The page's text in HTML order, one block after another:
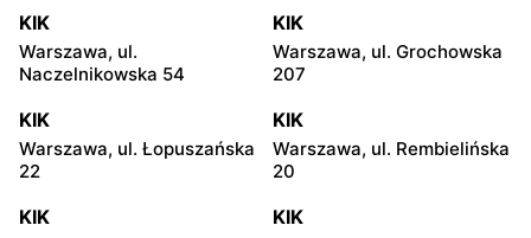
KIK
Warszawa, ul.
Naczelnikowska 54
KIK
Warszawa, ul. Grochowska
207
KIK
Warszawa, ul. Łopuszańska
22
KIK
Warszawa, ul. Rembielińska
20
KIK KIK